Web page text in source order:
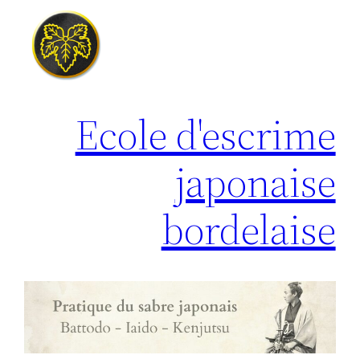
contenu
Ecole d'escrime
japonaise
bordelaise